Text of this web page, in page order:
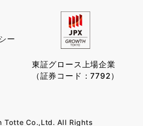
ー
Co.,Ltd. All Rights
東証グロース上場企業
（証券コード：7792）